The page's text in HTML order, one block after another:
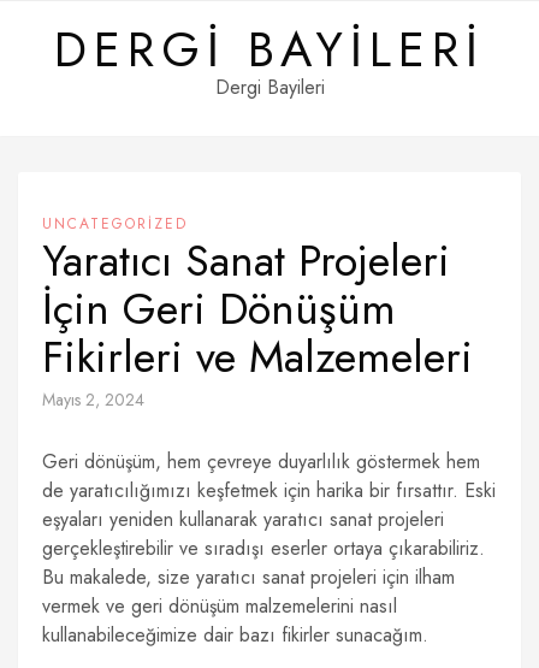
contentDERGI BAYILERI
Dergi Bayileri
UNCATEGORIZED
Yaratıcı Sanat Projeleri
İçin Geri Dönüşüm
Fikirleri ve Malzemeleri
Mayıs 2, 2024
Geri dönüşüm, hem çevreye duyarlılık göstermek hem
de yaratıcılığımızı keşfetmek için harika bir fırsattır. Eski
eşyaları yeniden kullanarak yaratıcı sanat projeleri
gerçekleştirebilir ve sıradışı eserler ortaya çıkarabiliriz.
Bu makalede, size yaratıcı sanat projeleri için ilham
vermek ve geri dönüşüm malzemelerini nasıl
kullanabileceğimize dair bazı fikirler sunacağım.